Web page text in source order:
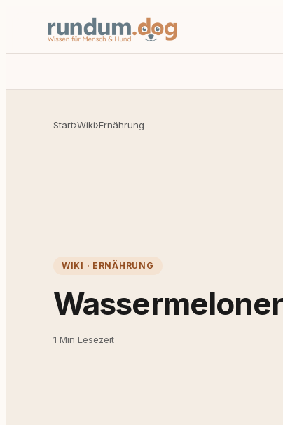
Start›Wiki›Ernährung
WIKI · ERNÄHRUNG
1 Min Lesezeit